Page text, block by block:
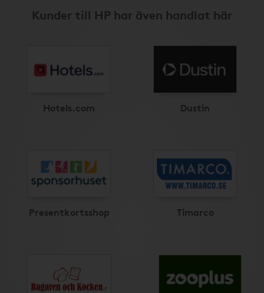
Kunder till HP har även handlat här
Hotels.com Dustin
Presentkortsshop Timarco